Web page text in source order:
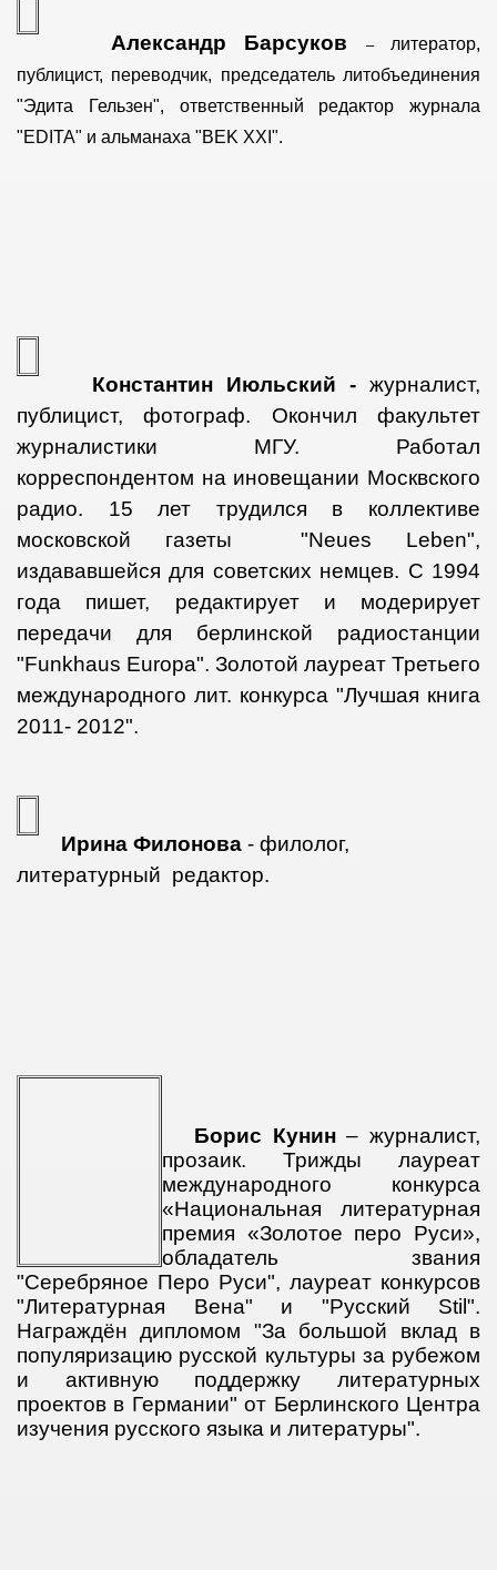
Александр Барсуков –литератор,
публицист, переводчик, председатель литобъединения
"Эдита Гельзен", ответственный редактор журнала
"EDITA" и альманаха "BEK XXI".
Константин Июльский - журналист,
публицист, фотограф. Окончил факультет
журналистики МГУ. Работал
корреспондентом на иновещании Москвского
радио. 15 лет трудился в коллективе
московской газеты
"Neues Leben",
издававшейся для советских немцев. С 1994
года пишет, редактирует и модерирует
передачи для берлинской радиостанции
"Funkhaus Europa". Золотой лауреат Третьего
международного лит. конкурса "Лучшая книга
2011- 2012".
Ирина Филонова - филолог,
литературный редактор.
Борис Кунин–журналист,
прозаик. Трижды лауреат
международного конкурса
«Национальная литературная
премия «Золотое перо Руси»,
обладатель звания
"Серебряное Перо Руси", лауреат конкурсов
"Литературная Вена" и "Русский Stil".
Награждён дипломом "За большой вклад в
популяризацию русской культуры за рубежом
и активную поддержку литературных
проектов в Германии" от Берлинского Центра
изучения русского языка и литературы".